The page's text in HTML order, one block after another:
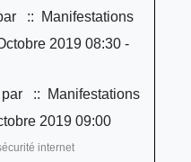
:: Manifestations
2019 08:30 -
par
:: Manifestations
2019 09:00
internet